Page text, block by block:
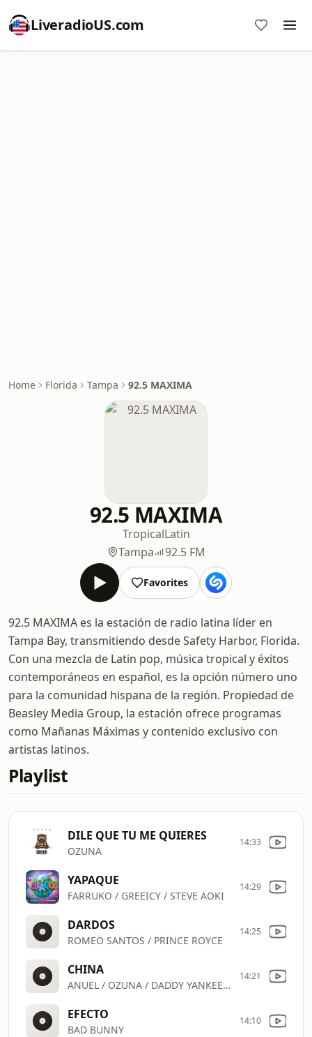
LiveradioUS.com
Home Florida Tampa 92.5 MAXIMA
92.5 MAXIMA
TropicalLatin
Tampa
92.5 FM
Favorites
92.5 MAXIMA es la estación de radio latina líder en
Tampa Bay, transmitiendo desde Safety Harbor, Florida.
Con una mezcla de Latin pop, música tropical y éxitos
contemporáneos en español, es la opción número uno
para la comunidad hispana de la región. Propiedad de
Beasley Media Group, la estación ofrece programas
como Mañanas Máximas y contenido exclusivo con
artistas latinos.
Playlist
DILE QUE TU ME QUIERES
OZUNA
14:33
YAPAQUE
FARRUKO / GREEICY / STEVE AOKI
14:29
DARDOS
ROMEO SANTOS / PRINCE ROYCE
14:25
CHINA
ANUEL / OZUNA / DADDY YANKEE / KAR
14:21
EFECTO
BAD BUNNY
14:10